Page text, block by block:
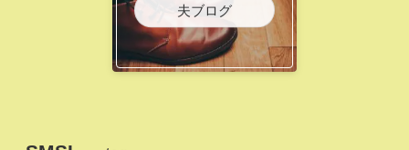
夫ブログ